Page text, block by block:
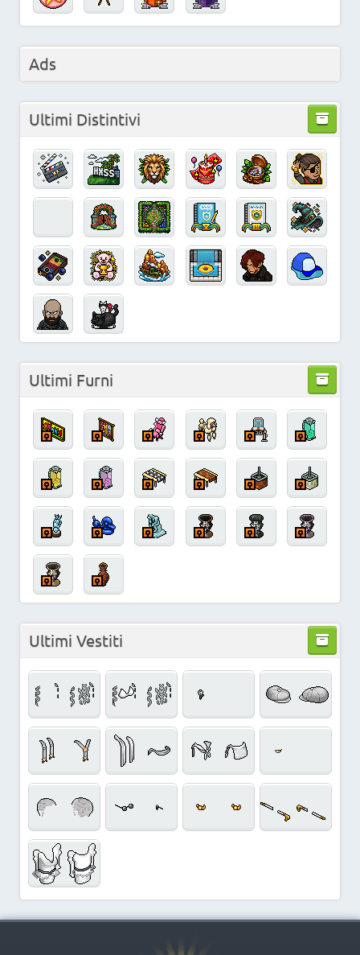
Ads
Ultimi Distintivi
Ultimi Furni
Ultimi Vestiti